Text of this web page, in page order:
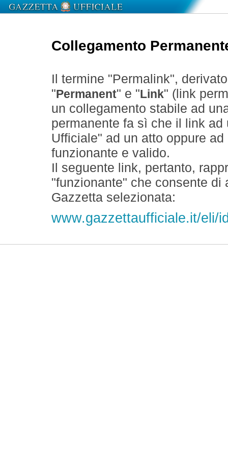
Collegamento
Il termine "Permalink",
" Permanent" e " Link" (link
un collegamento stabile ad
permanente fa sì che il link
Ufficiale" ad un atto oppure
funzionante e valido.
Il seguente link, pertanto,
"funzionante" che consente
Gazzetta selezionata:
www.gazzettaufficiale.it/eli/